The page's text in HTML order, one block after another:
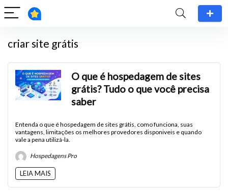
criar site grátis
O que é hospedagem de sites
grátis? Tudo o que você precisa
saber
Entenda o que é hospedagem de sites grátis, como funciona, suas
vantagens, limitações os melhores provedores disponiveis e quando
vale a pena utilizá-la.
Hospedagens Pro
LEIA MAIS